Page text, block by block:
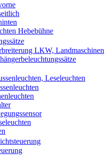
Hebebühne
LKW, Landmaschinen
Leseleuchten